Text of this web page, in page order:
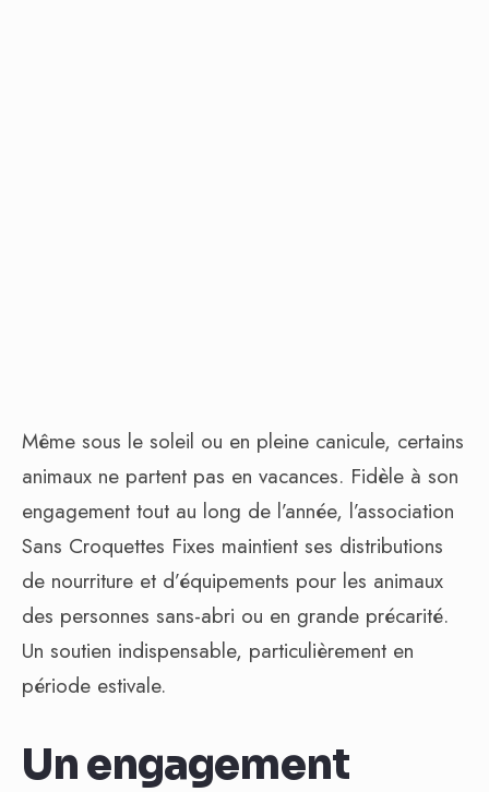
Même sous le soleil ou en pleine canicule, certains
animaux ne partent pas en vacances. Fidèle à son
engagement tout au long de l’année, l’association
Sans Croquettes Fixes maintient ses distributions
de nourriture et d’équipements pour les animaux
des personnes sans-abri ou en grande précarité.
Un soutien indispensable, particulièrement en
période estivale.
Un engagement